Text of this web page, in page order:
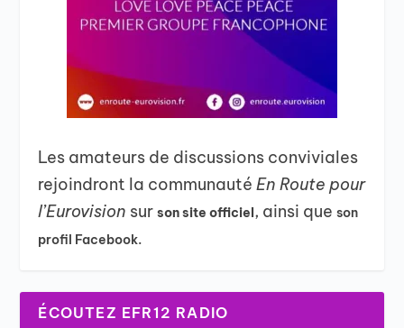
Les amateurs de discussions conviviales
rejoindront la communautéEn Route pour
l’Eurovision surson site officiel, ainsi queson
profil Facebook.
ÉCOUTEZ EFR12 RADIO